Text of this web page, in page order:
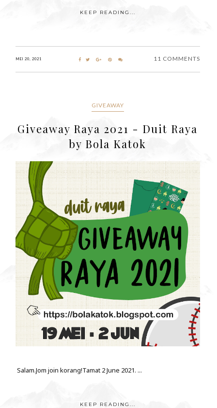
KEEP READING...
MEI 20, 2021 11 COMMENTS
GIVEAWAY
Giveaway Raya 2021 - Duit Raya
by Bola Katok
Salam.Jom join korang!Tamat 2 June 2021. ...
KEEP READING...